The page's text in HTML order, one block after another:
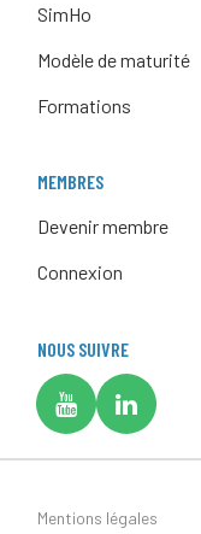
SimHo
Modèle de maturité
Formations
MEMBRES
Devenir membre
Connexion
NOUS SUIVRE
Mentions légales